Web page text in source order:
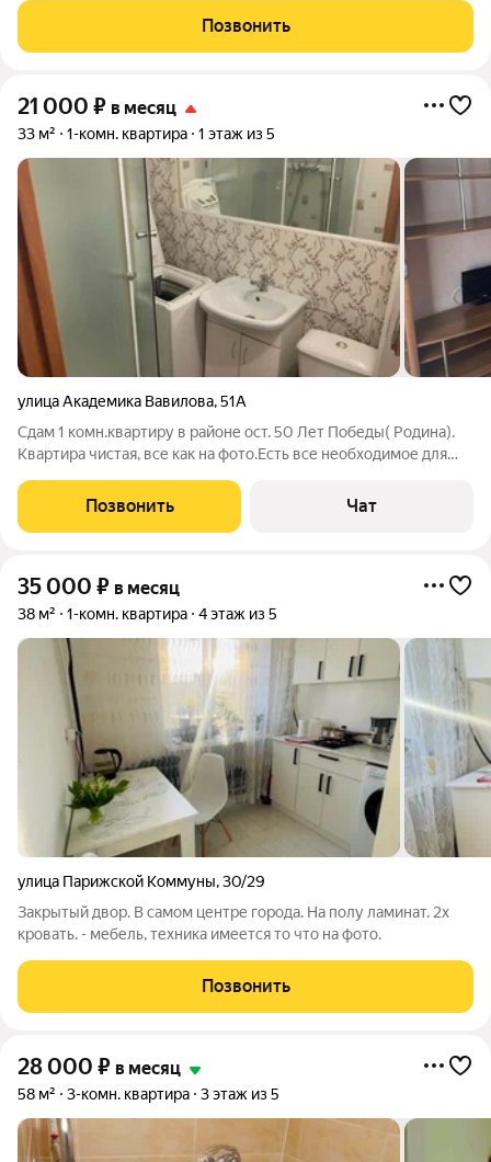
самом Центре города, на "Локомотиве" ! 5 минут пешком до
стадиона "Локомотив",
Позвонить
21 000 ₽ в месяц
33 м² 1-комн. квартира 1 этаж из 5
улица Академика Вавилова,51А
Сдам 1 комн.квартиру в районе ост. 50 Лет Победы( Родина).
Квартира чистая, все как на фото.Есть все необходимое для
10 т.р. возвратный. На длительный срок, без вредных
привычек.
Позвонить Чат
35 000 ₽ в месяц
38 м² 1-комн. квартира 4 этаж из 5
улица Парижской Коммуны,30/29
Закрытый двор. В самом центре города. На полу ламинат. 2х
кровать. - мебель, техника имеется то что на фото.
Позвонить
28 000 ₽ в месяц
58 м² 3-комн. квартира 3 этаж из 5